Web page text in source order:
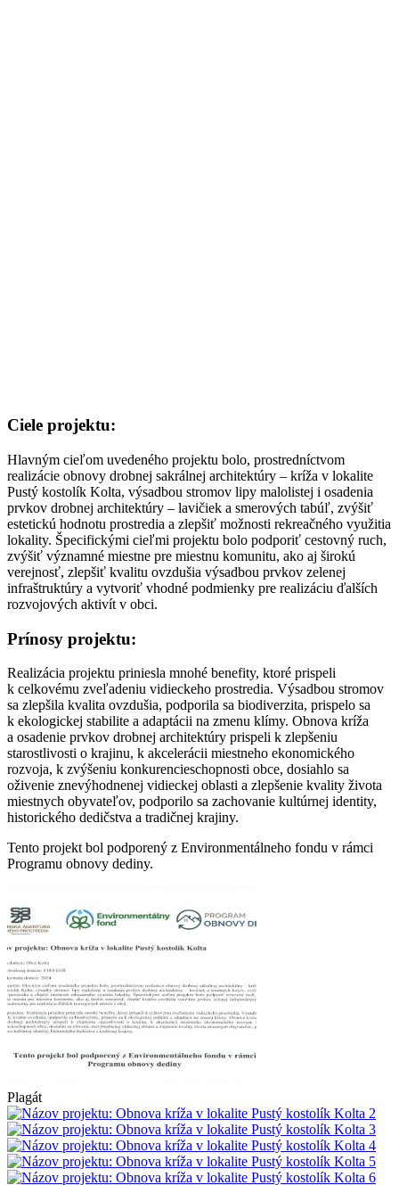
Ciele projektu:
Hlavným cieľom uvedeného projektu bolo, prostredníctvom
realizácie obnovy drobnej sakrálnej architektúry – kríža v lokalite
Pustý kostolík Kolta, výsadbou stromov lipy malolistej i osadenia
prvkov drobnej architektúry – lavičiek a smerových tabúľ, zvýšiť
estetickú hodnotu prostredia a zlepšiť možnosti rekreačného využitia
lokality. Špecifickými cieľmi projektu bolo podporiť cestovný ruch,
zvýšiť významné miestne pre miestnu komunitu, ako aj širokú
verejnosť, zlepšiť kvalitu ovzdušia výsadbou prvkov zelenej
infraštruktúry a vytvoriť vhodné podmienky pre realizáciu ďalších
rozvojových aktivít v obci.
Prínosy projektu:
Realizácia projektu priniesla mnohé benefity, ktoré prispeli
k celkovému zveľadeniu vidieckeho prostredia. Výsadbou stromov
sa zlepšila kvalita ovzdušia, podporila sa biodiverzita, prispelo sa
k ekologickej stabilite a adaptácii na zmenu klímy. Obnova kríža
a osadenie prvkov drobnej architektúry prispeli k zlepšeniu
starostlivosti o krajinu, k akcelerácii miestneho ekonomického
rozvoja, k zvýšeniu konkurencieschopnosti obce, dosiahlo sa
oživenie znevýhodnenej vidieckej oblasti a zlepšenie kvality života
miestnych obyvateľov, podporilo sa zachovanie kultúrnej identity,
historického dedičstva a tradičnej krajiny.
Tento projekt bol podporený z Environmentálneho fondu v rámci
Programu obnovy dediny.
Plagát